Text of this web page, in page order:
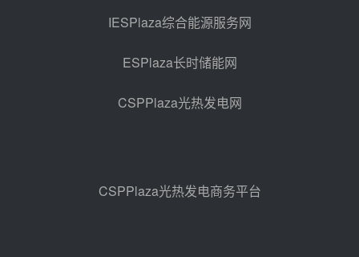
热发电工程EPC总承包项目熔盐截
昊森机电中标新疆华电天山北麓基
地100MW光热发电工程EPC总承
包项目熔盐介质超声波流量计采购
前天 08-05 17:09
前天 08-05 14:48
IESPlaza综合能源服务网
ESPlaza长时储能网
CSPPlaza光热发电网
CSPPlaza光热发电商务平台